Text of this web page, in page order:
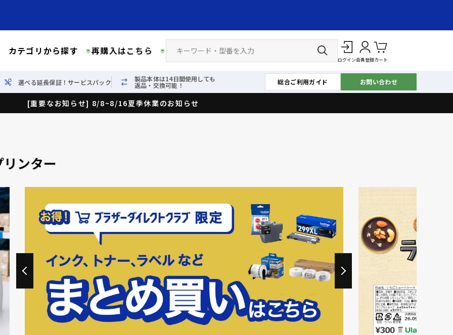
カテゴリから探す 再購入はこちら
ログイン会員登録カート
選べる延長保証！サービスパック 製品本体は14日間使用しても
返品・交換可能！ 総合ご利用ガイド お問い合わせ
[重要なお知らせ] 8/8~8/16夏季休業のお知らせ
ンター